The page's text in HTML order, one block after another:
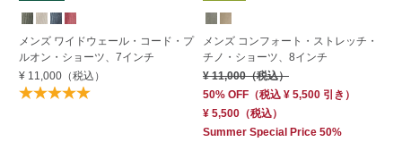
メンズ ワイドウェール・コード・プ
ルオン・ショーツ、7インチ
¥ 11,000（税込）
メンズ コンフォート・ストレッチ・
チノ・ショーツ、8インチ
¥ 11,000（税込）
50% OFF （税込 ¥ 5,500 引き）
¥ 5,500 （税込）
Summer Special Price 50%